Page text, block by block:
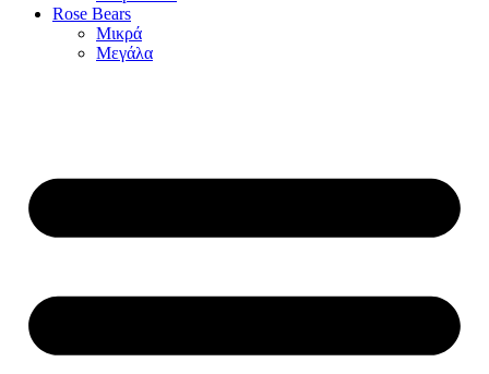
Rose Βears
Μικρά
Μεγάλα